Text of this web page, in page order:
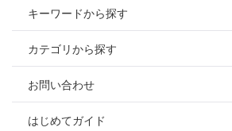
キーワードから探す
カテゴリから探す
お問い合わせ
はじめてガイド